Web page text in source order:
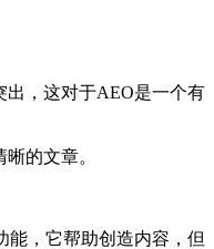
，这对于AEO是一个有
的文章。
，它帮助创造内容，但